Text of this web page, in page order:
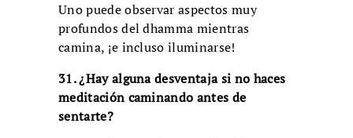
Uno puede observar aspectos muy
profundos del dhamma mientras
camina, ¡e incluso iluminarse!
31. ¿Hay alguna desventaja si no haces
meditación caminando antes de
sentarte?